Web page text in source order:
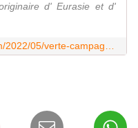
d' Eurasie et d'